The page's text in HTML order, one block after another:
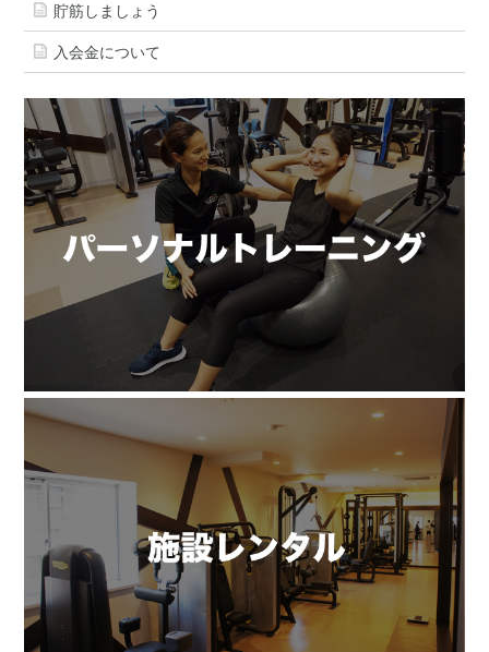
貯筋しましょう
入会金について